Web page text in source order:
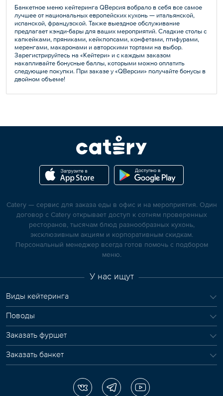
Банкетное меню кейтеринга QВерсия вобрало в себя все самое
лучшее от национальных европейских кухонь — итальянской,
испанской, французской. Также выездное обслуживание
предлагает кэнди-бары для ваших мероприятий. Сладкие столы с
капкейками, пряниками, кейкпопсами, конфетами, птифурами,
меренгами, макаронами и авторскими тортами на выбор.
Зарегистрируйтесь на «Кейтери» и с каждым заказом
накапливайте бонусные баллы, которыми можно оплатить
следующие покупки. При заказе у «QВерсии» получайте бонусы в
двойном объеме!
Catery — сервис для заказа еды в офис и на мероприятия. Один
договор с Catery открывает доступ к сотням проверенных
ресторанов, тысячам блюд разнообразных кухонь,
эксклюзивным акциям и корпоративным скидкам.
Персональный менеджер всегда готов помочь с подбором
меню.
У нас ищут
Виды кейтеринга
Поводы
Заказать фуршет
Заказать банкет